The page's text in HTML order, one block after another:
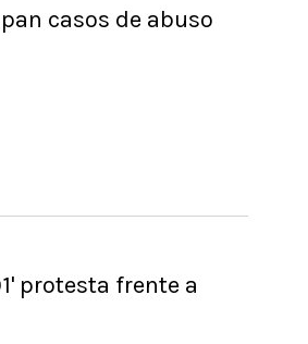
casos de abuso
protesta frente a